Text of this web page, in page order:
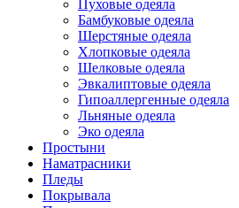
Пуховые одеяла
Бамбуковые одеяла
Шерстяные одеяла
Хлопковые одеяла
Шелковые одеяла
Эвкалиптовые одеяла
Гипоаллергенные одеяла
Льняные одеяла
Эко одеяла
Простыни
Наматрасники
Пледы
Покрывала